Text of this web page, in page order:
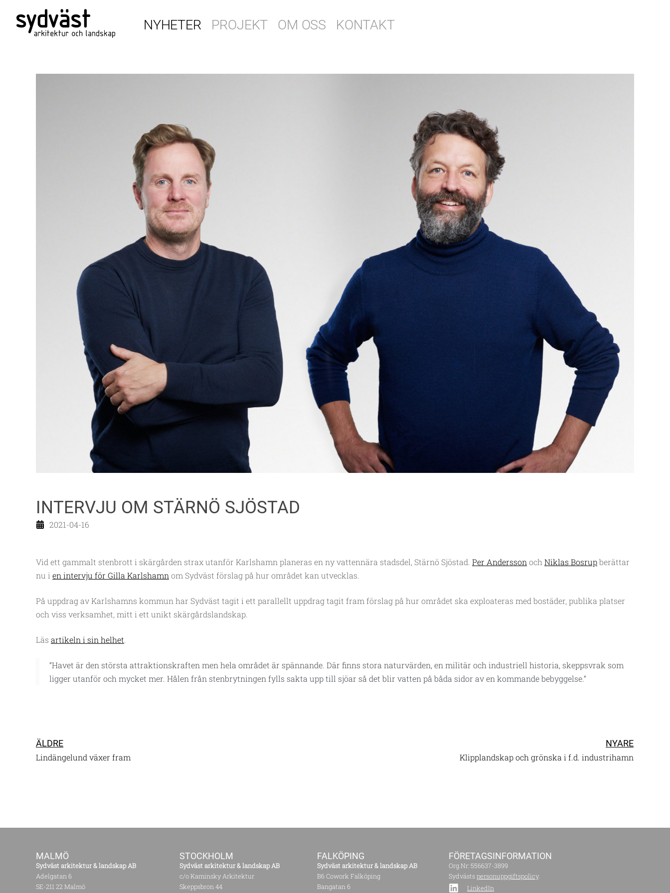
NYHETER PROJEKT OM OSS KONTAKT
INTERVJU OM STÄRNÖ SJÖSTAD
2021-04-16
Vid ett gammalt stenbrott i skärgården strax utanför Karlshamn planeras en ny vattennära stadsdel, Stärnö Sjöstad. Per Andersson och Niklas Bosrupberättar
nu i en intervju för Gilla Karlshamn om Sydväst förslag på hur området kan utvecklas.
På uppdrag av Karlshamns kommun har Sydväst tagit i ett parallellt uppdrag tagit fram förslag på hur området ska exploateras med bostäder, publika platser
och viss verksamhet, mitt i ett unikt skärgårdslandskap.
Läs artikeln i sin helhet.
“Havet är den största attraktionskraften men hela området är spännande. Där finns stora naturvärden, en militär och industriell historia, skeppsvrak som
ligger utanför och mycket mer. Hålen från stenbrytningen fylls sakta upp till sjöar så det blir vatten på båda sidor av en kommande bebyggelse.“
ÄLDRE
Lindängelund växer fram
NYARE
Klipplandskap och grönska i f.d. industrihamn
MALMÖ
Sydväst arkitektur & landskap AB
Adelgatan 6
SE-211 22 Malmö
STOCKHOLM
Sydväst arkitektur & landskap AB
c/o Kaminsky Arkitektur
Skeppsbron 44
FALKÖPING
Sydväst arkitektur & landskap AB
B6 Cowork Falköping
Bangatan 6
FÖRETAGS­INFORMATION
Org.Nr: 556637-3899
Sydvästspersonuppgiftspolicy.
LinkedIn